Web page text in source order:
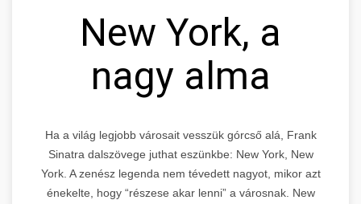
New York, a
nagy alma
Ha a világ legjobb városait vesszük górcső alá, Frank
Sinatra dalszövege juthat eszünkbe: New York, New
York. A zenész legenda nem tévedett nagyot, mikor azt
énekelte, hogy “részese akar lenni” a városnak. New